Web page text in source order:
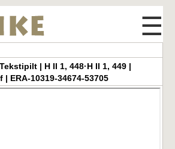
☰
| H II 1, 448·H II 1, 449 |
| ERA-10319-34674-53705